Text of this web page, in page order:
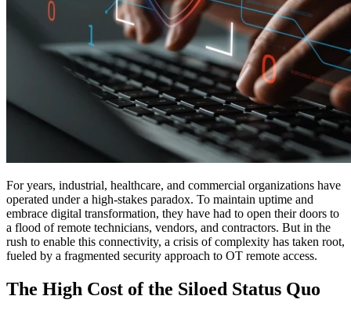
For years, industrial, healthcare, and commercial organizations have
operated under a high-stakes paradox. To maintain uptime and
embrace digital transformation, they have had to open their doors to
a flood of remote technicians, vendors, and contractors. But in the
rush to enable this connectivity, a crisis of complexity has taken root,
fueled by a fragmented security approach to OT remote access.
The High Cost of the Siloed Status Quo